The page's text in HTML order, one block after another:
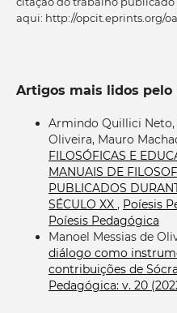
aqui: http://opcit.eprints.org/
Artigos mais lidos pelo
Armindo Quillici
Oliveira, Mauro
FILOSÓFICAS E
MANUAIS DE
PUBLICADOS
SÉCULO XX , Poíesis
Poíesis Pedagógica
Manoel Messias de
diálogo como
contribuições de
Pedagógica: v. 20